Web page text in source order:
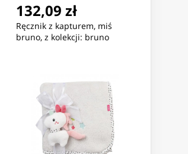
132,09 zł
Ręcznik z kapturem, miś
bruno, z kolekcji: bruno